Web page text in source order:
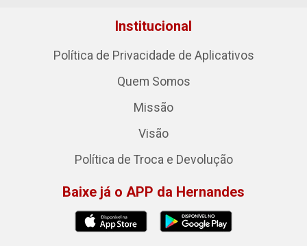
Institucional
Política de Privacidade de Aplicativos
Quem Somos
Missão
Visão
Política de Troca e Devolução
Baixe já o APP da Hernandes